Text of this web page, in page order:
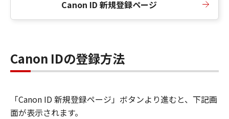
Canon ID 新規登録ページ
Canon IDの登録方法
「Canon ID 新規登録ページ」ボタンより進むと、下記画
面が表示されます。